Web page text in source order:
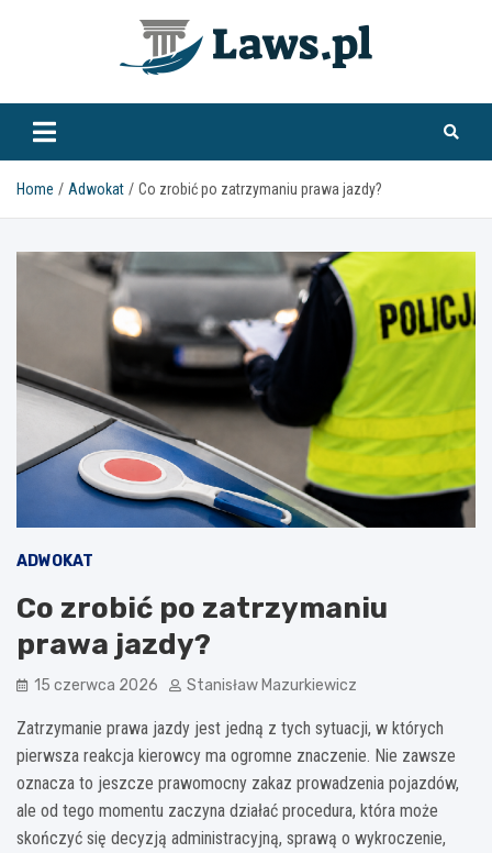
www.laws.pl
Home Adwokat Co zrobić po zatrzymaniu prawa jazdy?
ADWOKAT
Co zrobić po zatrzymaniu
prawa jazdy?
15 czerwca 2026 Stanisław Mazurkiewicz
Zatrzymanie prawa jazdy jest jedną z tych sytuacji, w których
pierwsza reakcja kierowcy ma ogromne znaczenie. Nie zawsze
oznacza to jeszcze prawomocny zakaz prowadzenia pojazdów,
ale od tego momentu zaczyna działać procedura, która może
skończyć się decyzją administracyjną, sprawą o wykroczenie,